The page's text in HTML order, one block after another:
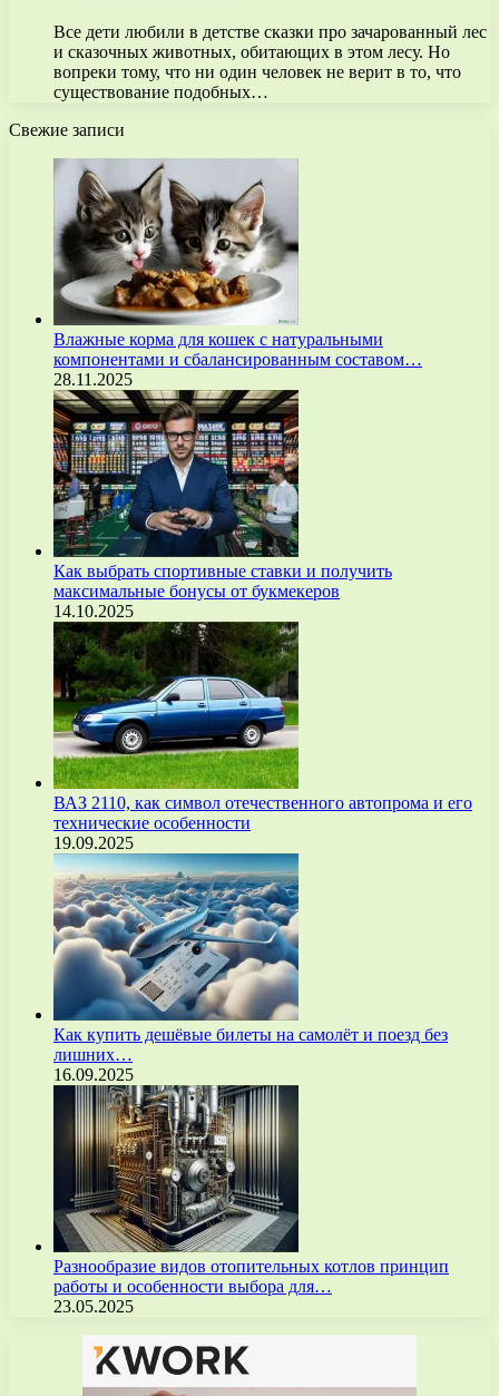
Все дети любили в детстве сказки про зачарованный лес
и сказочных животных, обитающих в этом лесу. Но
вопреки тому, что ни один человек не верит в то, что
существование подобных…
Свежие записи
Влажные корма для кошек с натуральными
компонентами и сбалансированным составом…
28.11.2025
Как выбрать спортивные ставки и получить
максимальные бонусы от букмекеров
14.10.2025
ВАЗ 2110, как символ отечественного автопрома и его
технические особенности
19.09.2025
Как купить дешёвые билеты на самолёт и поезд без
лишних…
16.09.2025
Разнообразие видов отопительных котлов принцип
работы и особенности выбора для…
23.05.2025